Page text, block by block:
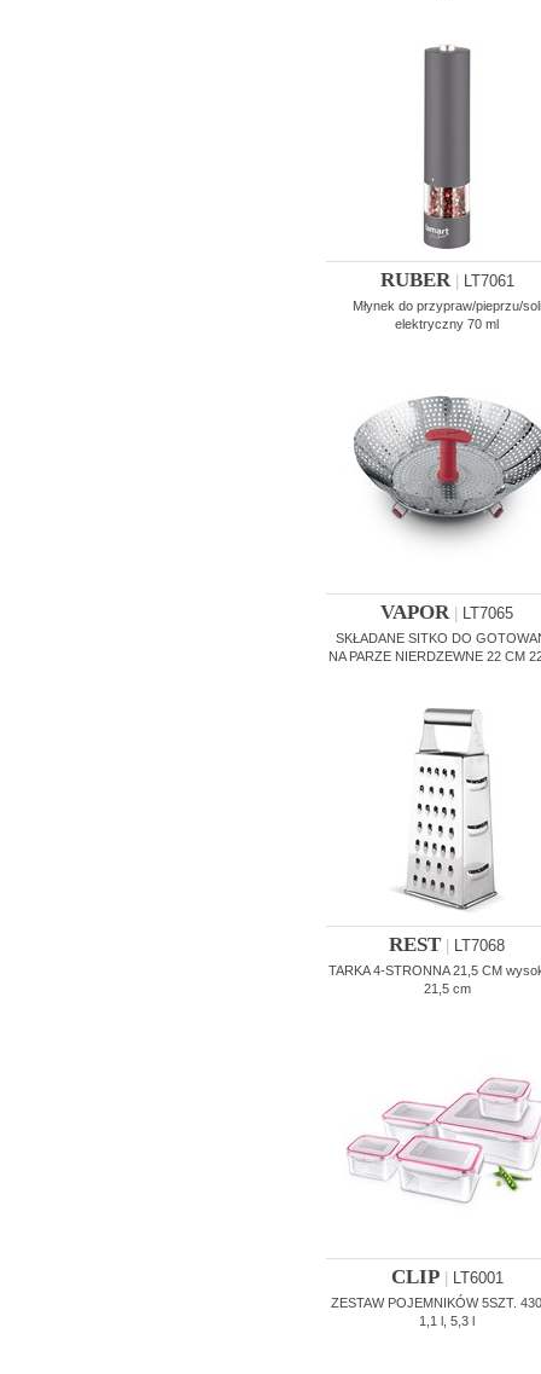
RUBER| LT7061
Młynek do przypraw/pieprzu/soli
elektryczny 70 ml
VAPOR| LT7065
SKŁADANE SITKO DO
NA PARZE NIERDZEWNE 22 CM
REST LT7068
TARKA 4-STRONNA 21,5 CM
21,5 cm
CLIP| LT6001
ZESTAW POJEMNIKÓW 5SZT.
1,1 l, 5,3 l